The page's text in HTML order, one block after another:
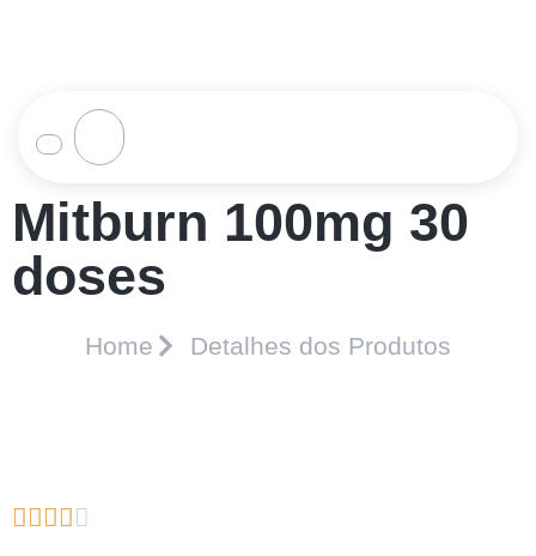
Mitburn 100mg 30
doses
Home Detalhes dos Produtos
